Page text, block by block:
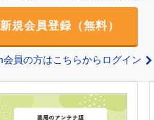
新規会員登録（無料）
会員の方はこちらからログイン